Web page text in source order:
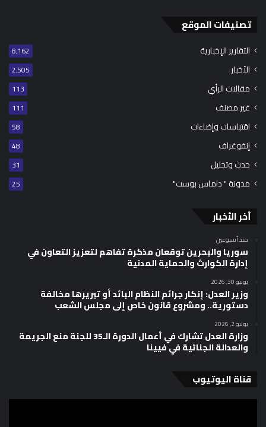
تصنيفات الموقع
التقارير الإخبارية 8٬162
الأخبار 2٬505
مقالات الرأي 113
غير مصنف 111
اقتباسات وإضاءات 58
إنفوغراف 48
حدث وتحليل 31
مدونة " داماس بوست" 25
أخر الأخبار
منذ أسبوعين
سوريا والبحرين توقعان مذكرة تفاهم لتعزيز التعاون في
إدارة الكوارث والحماية المدنية
يونيو 30, 2026
وزير العدل: إنكار جرائم النظام البائد أو تبريرها مخالفة
دستورية.. ومشروع قانون خاص إلى مجلس الشعب
يونيو 2, 2026
وزارة العدل تشارك في أعمال الدورة الـ35 للجنة منع الجريمة
والعدالة الجنائية في فيينا
قناة اليوتيوب